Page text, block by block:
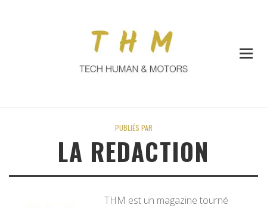
PUBLIÉS PAR
LA REDACTION
THM est un magazine tourné